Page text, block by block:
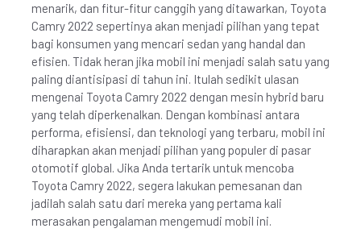
menarik, dan fitur-fitur canggih yang ditawarkan, Toyota
Camry 2022 sepertinya akan menjadi pilihan yang tepat
bagi konsumen yang mencari sedan yang handal dan
efisien. Tidak heran jika mobil ini menjadi salah satu yang
paling diantisipasi di tahun ini. Itulah sedikit ulasan
mengenai Toyota Camry 2022 dengan mesin hybrid baru
yang telah diperkenalkan. Dengan kombinasi antara
performa, efisiensi, dan teknologi yang terbaru, mobil ini
diharapkan akan menjadi pilihan yang populer di pasar
otomotif global. Jika Anda tertarik untuk mencoba
Toyota Camry 2022, segera lakukan pemesanan dan
jadilah salah satu dari mereka yang pertama kali
merasakan pengalaman mengemudi mobil ini.